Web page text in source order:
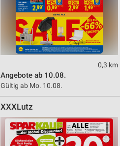
0,3 km
Angebote ab 10.08.
Gültig ab Mo. 10.08.
XXXLutz